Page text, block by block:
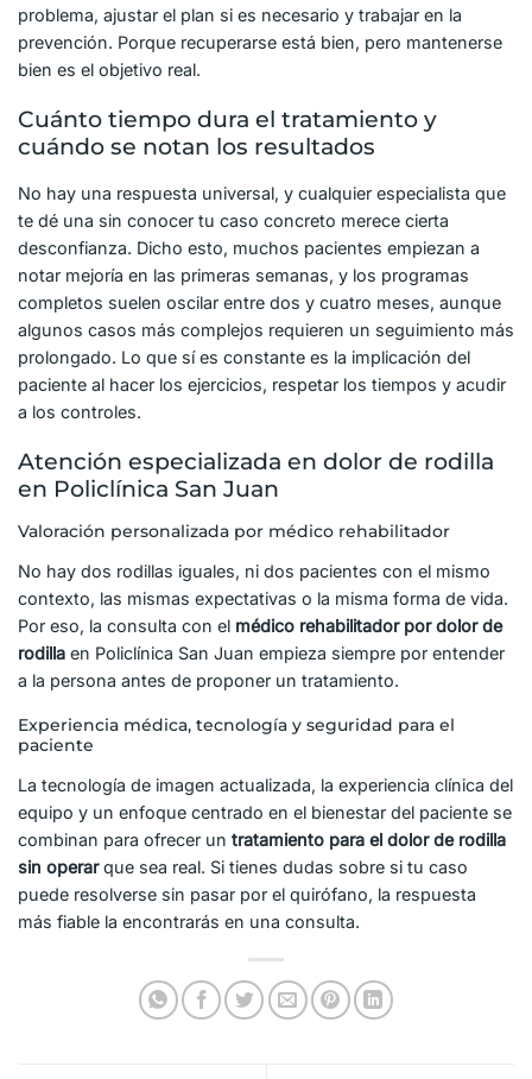
problema, ajustar el plan si es necesario y trabajar en la
prevención. Porque recuperarse está bien, pero mantenerse
bien es el objetivo real.
Cuánto tiempo dura el tratamiento y
cuándo se notan los resultados
No hay una respuesta universal, y cualquier especialista que
te dé una sin conocer tu caso concreto merece cierta
desconfianza. Dicho esto, muchos pacientes empiezan a
notar mejoría en las primeras semanas, y los programas
completos suelen oscilar entre dos y cuatro meses, aunque
algunos casos más complejos requieren un seguimiento más
prolongado. Lo que sí es constante es la implicación del
paciente al hacer los ejercicios, respetar los tiempos y acudir
a los controles.
Atención especializada en dolor de rodilla
en Policlínica San Juan
Valoración personalizada por médico rehabilitador
No hay dos rodillas iguales, ni dos pacientes con el mismo
contexto, las mismas expectativas o la misma forma de vida.
Por eso, la consulta con el médico rehabilitador por dolor de
rodilla en Policlínica San Juan empieza siempre por entender
a la persona antes de proponer un tratamiento.
Experiencia médica, tecnología y seguridad para el
paciente
La tecnología de imagen actualizada, la experiencia clínica del
equipo y un enfoque centrado en el bienestar del paciente se
combinan para ofrecer un tratamiento para el dolor de rodilla
sin operarque sea real. Si tienes dudas sobre si tu caso
puede resolverse sin pasar por el quirófano, la respuesta
más fiable la encontrarás en una consulta.